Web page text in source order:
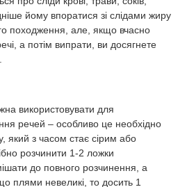
йому впоратися зі слідами жиру
походження, але, якщо вчасно
а потім випрати, ви досягнете
використовувати для
речей – особливо це необхідно
який з часом стає сірим або
розчинити 1-2 ложки
до повного розчинення, а
плями невеликі, то досить 1